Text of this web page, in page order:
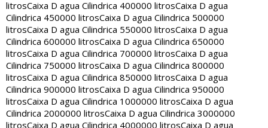
litrosCaixa D agua Cilindrica 400000 litrosCaixa D agua
Cilindrica 450000 litrosCaixa D agua Cilindrica 500000
litrosCaixa D agua Cilindrica 550000 litrosCaixa D agua
Cilindrica 600000 litrosCaixa D agua Cilindrica 650000
litrosCaixa D agua Cilindrica 700000 litrosCaixa D agua
Cilindrica 750000 litrosCaixa D agua Cilindrica 800000
litrosCaixa D agua Cilindrica 850000 litrosCaixa D agua
Cilindrica 900000 litrosCaixa D agua Cilindrica 950000
litrosCaixa D agua Cilindrica 1000000 litrosCaixa D agua
Cilindrica 2000000 litrosCaixa D agua Cilindrica 3000000
litrosCaixa D agua Cilindrica 4000000 litrosCaixa D agua